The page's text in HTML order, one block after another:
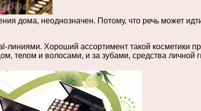
дома, неоднозначен. Потому, что речь может
линиями. Хороший ассортимент такой косметики
телом и волосами, и за зубами, средства личной